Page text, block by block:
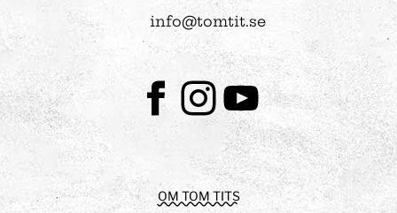
info@tomtit.se
FacebookInstagram
Youtube
OM TOM TITS